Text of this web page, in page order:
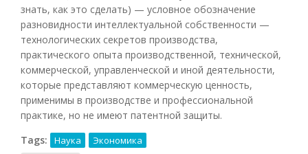
знать, как это сделать) — условное обозначение
разновидности интеллектуальной собственности —
технологических секретов производства,
практического опыта производственной, технической,
коммерческой, управленческой и иной деятельности,
которые представляют коммерческую ценность,
применимы в производстве и профессиональной
практике, но не имеют патентной защиты.
Tags:
Наука Экономика